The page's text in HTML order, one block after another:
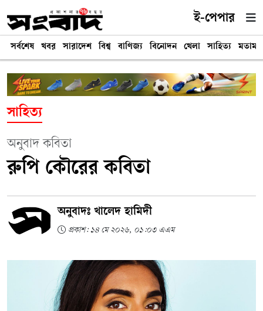
ই-পেপার
সর্বশেষ খবর সারাদেশ বিশ্ব বাণিজ্য বিনোদন খেলা সাহিত্য মতামত
সাহিত্য
অনুবাদ কবিতা
রুপি কৌরের কবিতা
অনুবাদঃ খালেদ হামিদী
প্রকাশ: ১৪ মে ২০২৬, ০১:০৩ এএম